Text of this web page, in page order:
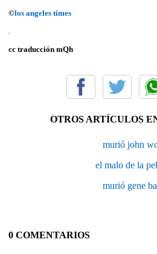
©los angeles times
cc traducción mQh
OTROS ARTÍCULOS
murió john
el malo de la
murió gene
0 COMENTARIOS